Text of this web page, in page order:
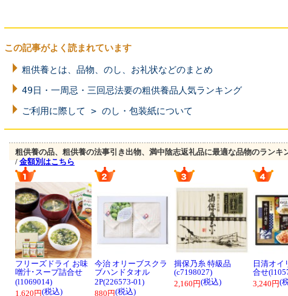
この記事がよく読まれています
粗供養とは、品物、のし、お礼状などのまとめ
49日・一周忌・三回忌法要の粗供養品人気ランキング
ご利用に際して > のし・包装紙について